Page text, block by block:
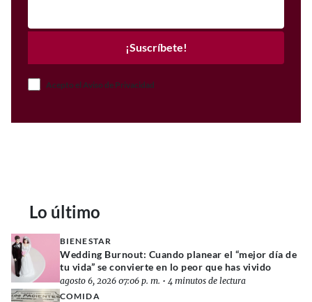
¡Suscríbete!
Acepto el Aviso de Privacidad
Lo último
BIENESTAR
Wedding Burnout: Cuando planear el “mejor día de
tu vida” se convierte en lo peor que has vivido
agosto 6, 2026 07:06 p. m. • 4 minutos de lectura
COMIDA